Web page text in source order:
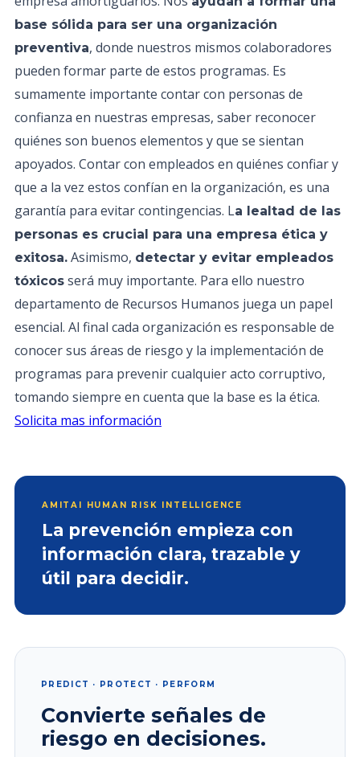
base sólida para ser una organización
preventiva, donde nuestros mismos colaboradores
pueden formar parte de estos programas. Es
sumamente importante contar con personas de
confianza en nuestras empresas, saber reconocer
quiénes son buenos elementos y que se sientan
apoyados. Contar con empleados en quiénes confiar y
que a la vez estos confían en la organización, es una
garantía para evitar contingencias. La lealtad de las
personas es crucial para una empresa ética y
exitosa. Asimismo, detectar y evitar empleados
tóxicos será muy importante. Para ello nuestro
departamento de Recursos Humanos juega un papel
esencial. Al final cada organización es responsable de
conocer sus áreas de riesgo y la implementación de
programas para prevenir cualquier acto corruptivo,
tomando siempre en cuenta que la base es la ética.
Solicita mas información
AMITAI HUMAN RISK INTELLIGENCE
La prevención empieza con
información clara, trazable y
útil para decidir.
PREDICT · PROTECT · PERFORM
Convierte señales de
riesgo en decisiones.